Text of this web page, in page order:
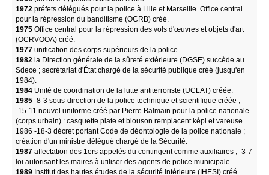
1972 préfets délégués pour la police à Lille et Marseille. Office central
pour la répression du banditisme (OCRB) créé.
1975 Office central pour la répression des vols d'œuvres et objets d'art
(OCRVOOA) créé.
1977 unification des corps supérieurs de la police.
1982 la Direction générale de la sûreté extérieure (DGSE) succède au
Sdece ; secrétariat d'État chargé de la sécurité publique créé (jusqu'en
1984).
1984 Unité de coordination de la lutte antiterroriste (UCLAT) créée.
1985 -8-3 sous-direction de la police technique et scientifique créée ;
-15-11 nouvel uniforme créé par Pierre Balmain pour la police nationale
(corps urbain) : casquette plate et blouson remplacent képi et vareuse.
1986 -18-3 décret portant Code de déontologie de la police nationale ;
création d'un ministre délégué chargé de la Sécurité.
1987 affectation des 1ers appelés du contingent comme auxiliaires ; -3-7
loi autorisant les maires à utiliser des agents de police municipale.
1989 Institut des hautes études de la sécurité intérieure (IHESI) créé.